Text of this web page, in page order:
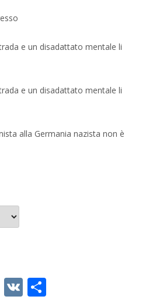
e un disadattato mentale li
e un disadattato mentale li
alla Germania nazista non è
F V